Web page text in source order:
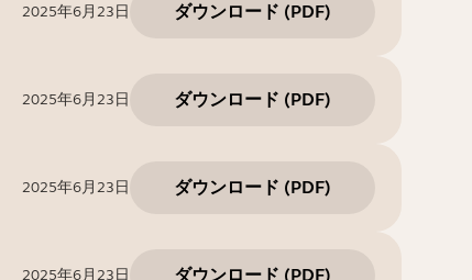
2025年6月23日 ダウンロード (PDF)
2025年6月23日 ダウンロード (PDF)
2025年6月23日 ダウンロード (PDF)
2025年6月23日 ダウンロード (PDF)